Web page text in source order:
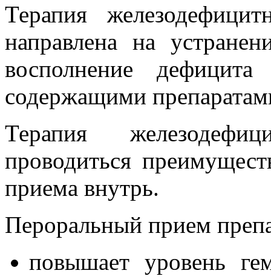
Терапия
направлена на
восполнение
содержащими
Терапия
проводиться
приема внутрь.
Пероральный прием
повышает уровень